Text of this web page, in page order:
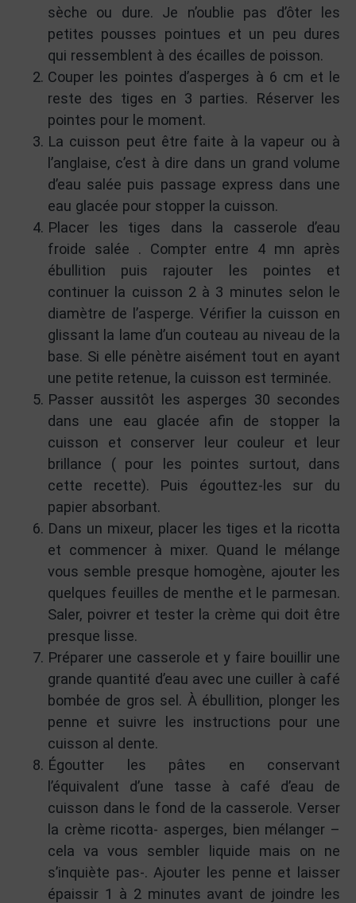
sèche ou dure. Je n’oublie pas d’ôter les
petites pousses pointues et un peu dures
qui ressemblent à des écailles de poisson.
Couper les pointes d’asperges à 6 cm et le
reste des tiges en 3 parties. Réserver les
pointes pour le moment.
La cuisson peut être faite à la vapeur ou à
l’anglaise, c’est à dire dans un grand volume
d’eau salée puis passage express dans une
eau glacée pour stopper la cuisson.
Placer les tiges dans la casserole d’eau
froide salée . Compter entre 4 mn après
ébullition puis rajouter les pointes et
continuer la cuisson 2 à 3 minutes selon le
diamètre de l’asperge. Vérifier la cuisson en
glissant la lame d’un couteau au niveau de la
base. Si elle pénètre aisément tout en ayant
une petite retenue, la cuisson est terminée.
Passer aussitôt les asperges 30 secondes
dans une eau glacée afin de stopper la
cuisson et conserver leur couleur et leur
brillance ( pour les pointes surtout, dans
cette recette). Puis égouttez-les sur du
papier absorbant.
Dans un mixeur, placer les tiges et la ricotta
et commencer à mixer. Quand le mélange
vous semble presque homogène, ajouter les
quelques feuilles de menthe et le parmesan.
Saler, poivrer et tester la crème qui doit être
presque lisse.
Préparer une casserole et y faire bouillir une
grande quantité d’eau avec une cuiller à café
bombée de gros sel. À ébullition, plonger les
penne et suivre les instructions pour une
cuisson al dente.
Égoutter les pâtes en conservant
l’équivalent d’une tasse à café d’eau de
cuisson dans le fond de la casserole. Verser
la crème ricotta- asperges, bien mélanger –
cela va vous sembler liquide mais on ne
s’inquiète pas-. Ajouter les penne et laisser
épaissir 1 à 2 minutes avant de joindre les